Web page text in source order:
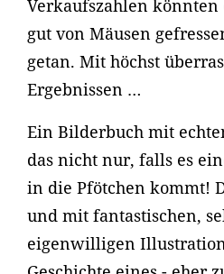
Verkaufszahlen könnten
gut von Mäusen
getan. Mit höchst
Ergebnissen …
Ein Bilderbuch mit
das nicht nur, falls es
in die Pfötchen kommt!
und mit fantastischen,
eigenwilligen